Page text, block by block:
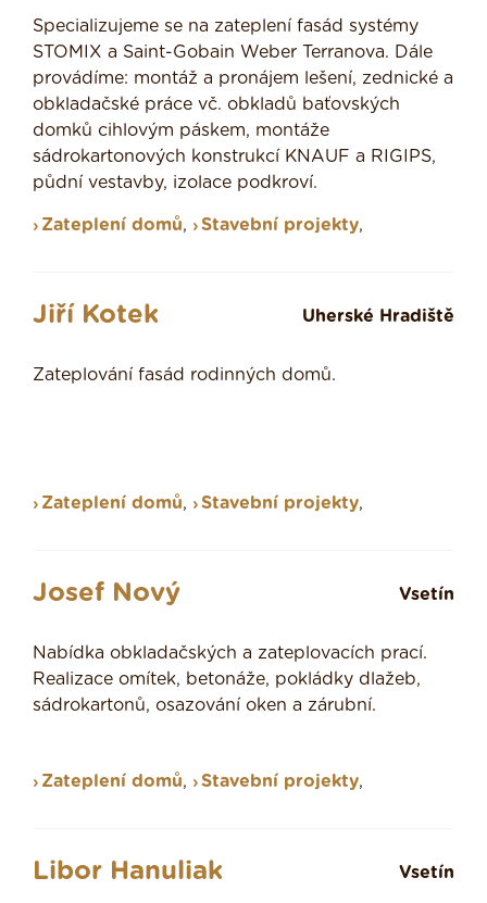
Specializujeme se na zateplení fasád systémy
STOMIX a Saint-Gobain Weber Terranova. Dále
provádíme: montáž a pronájem lešení, zednické a
obkladačské práce vč. obkladů baťovských
domků cihlovým páskem, montáže
sádrokartonových konstrukcí KNAUF a RIGIPS,
půdní vestavby, izolace podkroví.
Zateplení domů, Stavební projekty,
Jiří Kotek Uherské Hradiště
Zateplování fasád rodinných domů.
Zateplení domů, Stavební projekty,
Josef Nový Vsetín
Nabídka obkladačských a zateplovacích prací.
Realizace omítek, betonáže, pokládky dlažeb,
sádrokartonů, osazování oken a zárubní.
Zateplení domů, Stavební projekty,
Libor Hanuliak Vsetín